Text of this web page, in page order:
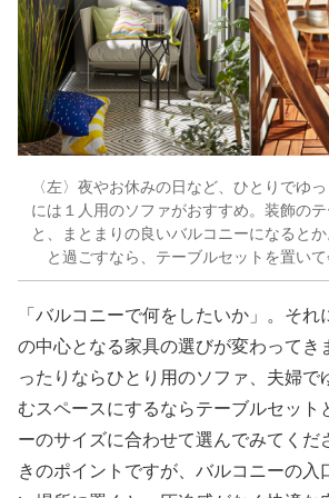
〈左〉夜やお休みの日など、ひとりでゆ
には１人用のソファがおすすめ。装飾の
と、まとまりの良いバルコニーになると
と過ごすなら、テーブルセットを置いて
「バルコニーで何をしたいか」。そ
の中心となる家具の選びが変わってき
ったりならひとり用のソファ、夫婦で
むスペースにするならテーブルセット
ーのサイズに合わせて選んでみてくだ
きのポイントですが、バルコニーの入